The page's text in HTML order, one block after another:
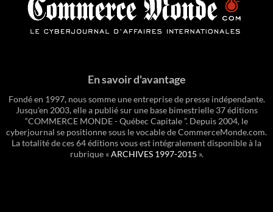
En savoir d'avantage
Fondé en 1997, nous somme une entreprise de presse indépendante.
Jusqu'en 2003, elle a publié sur une base bimestrielle 37 éditions
“COMMERCE MONDE - Québec Capitale ”. Depuis 2004, le
cyberjournal se positionne sous le vocable de CommerceMonde.com.
La totalité de ces 64 éditions vous est intégralement disponible à la
rubrique «ARCHIVES 1997-2015 ».